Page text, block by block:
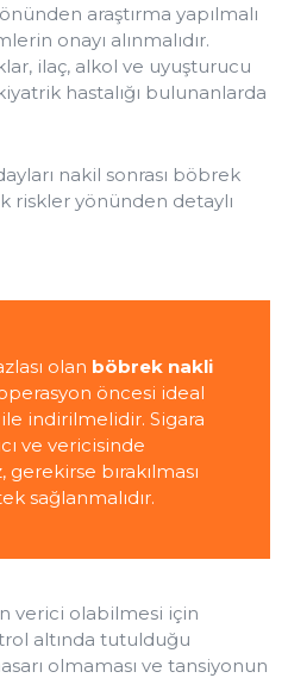
araştırma yapılmalı
onayı alınmalıdır.
ilaç, alkol ve uyuşturucu
hastalığı bulunanlarda
nakil sonrası böbrek
riskler yönünden detaylı
olan böbrek nakli
öncesi ideal
indirilmelidir. Sigara
ve vericisinde
bırakılması
sağlanmalıdır.
verici olabilmesi için
altında tutulduğu
olmaması ve tansiyonun